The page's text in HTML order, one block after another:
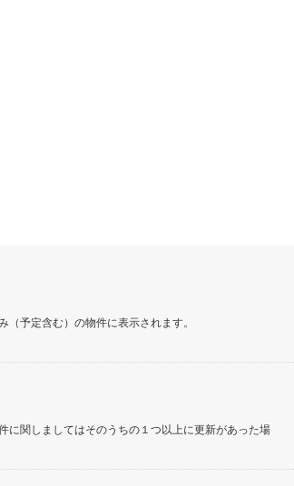
（予定含む）の物件に表示されます。
に関しましてはそのうちの１つ以上に更新があった場